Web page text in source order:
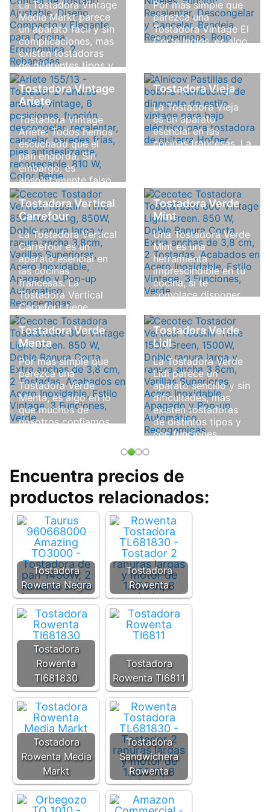
La Tostadora Vintage
Media Markt parece
un aparato fácil y sin
complicaciones, mas
existen tostadoras
de diferentes tipos y
con funciones
diferentes. Te
explicamos cuáles
son para que
aciertes al ...
Leer Más
Por más simple que
parezca una
Tostadora Vintage El
Corte Ingles, es algo
Las tostadoras son
uno de los
electrodomésticos
de cocina más ...
Leer Más
Tostadora Vintage
Ariete
Tostadora Vintage
Ariete: Todos hemos
escuchado que el
pan engorda. Sin
embargo, es
absolutamente falso
y cada vez hay más
personas que
deciden introducir el
pan torrado en sus
desayunos ...
Leer Más
Tostadora Vieja
La Tostadora Vieja
es un aparato
esencial en las
cocinas francesas. La
de sabrosas tostadas
para progresar su
desayuno. Hay
muchos ...
Leer Más
Tostadora Vertical
Carrefour
La Tostadora Vertical
Carrefour es un
aparato esencial en
las cocinas
francesas. La
Tostadora Vertical
Carrefour tiene
múltiples usos, entre
ellos la preparación
de sabrosas tostadas
para prosperar su
desayuno ...
Leer Más
Tostadora Verde
Mint
Una Tostadora Verde
Mint es una
herramienta
imprescindible en tu
cocina, si te
complace disponer
fresco por la
mañana. Es
asimismo, sin duda,
la Tostadora Verde ...
Leer Más
Tostadora Verde
Menta
Por más simple que
parezca una
Tostadora Verde
Menta, es algo en lo
que muchos de
nosotros confiamos.
de cocina más
simples, mas ...
Leer Más
Tostadora Verde
Lidl
La Tostadora Verde
Lidl parece un
aparato sencillo y sin
dificultades, mas
existen tostadoras
de distintos tipos y
con funciones
son para que
aciertes al comprar
...
Leer Más
Encuentra precios de
productos relacionados:
Tostadora
Rowenta Negra
Tostadora
Rowenta
Tostadora
Rowenta
Tl681830
Tostadora
Rowenta Tl6811
Tostadora
Rowenta Media
Markt
Tostadora
Sandwichera
Rowenta